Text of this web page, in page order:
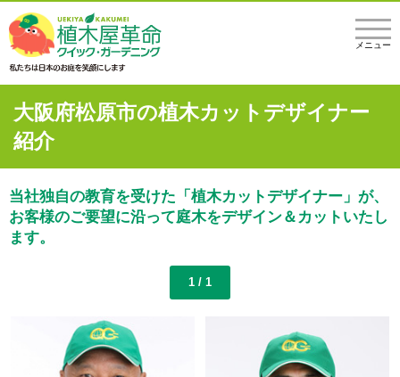
メニュー
大阪府松原市の植木カットデザイナー
紹介
当社独自の教育を受けた「植木カットデザイナー」が、
お客様のご要望に沿って庭木をデザイン＆カットいたし
ます。
1 / 1